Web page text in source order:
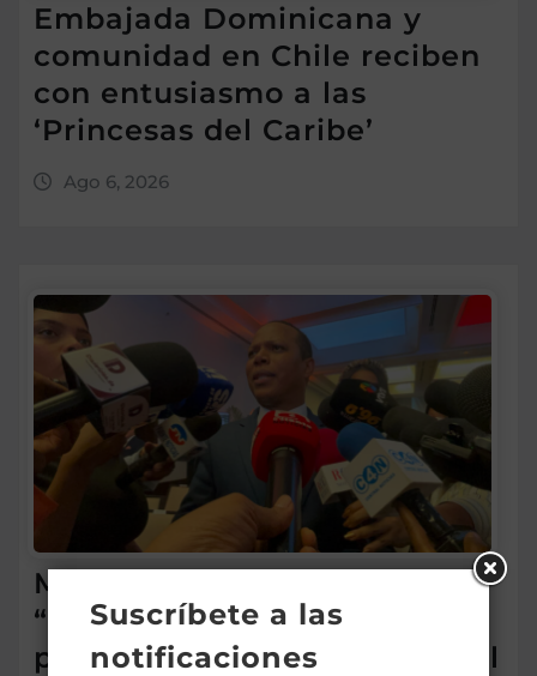
Embajada Dominicana y
comunidad en Chile reciben
con entusiasmo a las
‘Princesas del Caribe’
Ago 6, 2026
Morrison insta a diputados a
“leer más” antes de criticar
préstamo para seguridad vial
Suscríbete a las
notificaciones